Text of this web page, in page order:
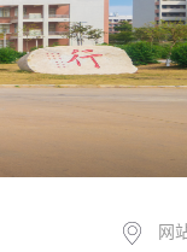
网